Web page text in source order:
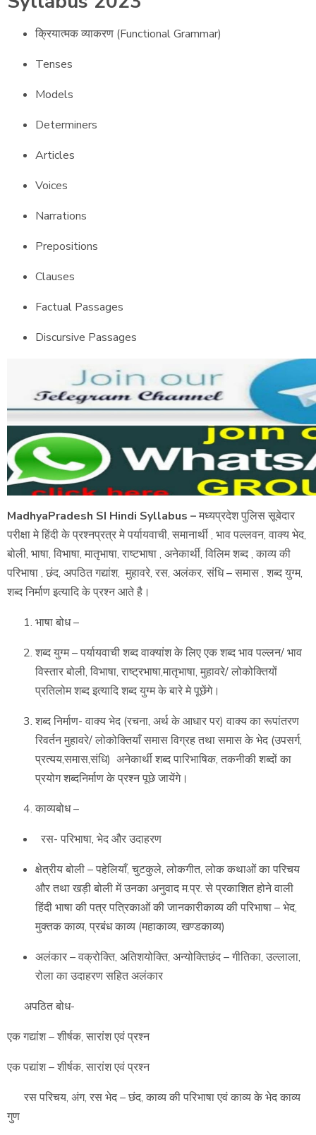
क्रियात्मक व्याकरण (Functional Grammar)
Tenses
Models
Determiners
Articles
Voices
Narrations
Prepositions
Clauses
Factual Passages
Discursive Passages
MadhyaPradesh SI Hindi Syllabus –मध्यप्रदेश पुलिस सूबेदार
परीक्षा मे हिंदी के प्रश्नप्रत्र मे पर्यायवाची, समानार्थी , भाव पल्लवन, वाक्य भेद,
बोली, भाषा, विभाषा, मातृभाषा, राष्टभाषा , अनेकार्थी, विलिम शब्द , काव्य की
परिभाषा , छंद, अपठित गद्यांश, मुहावरे, रस, अलंकर, संधि – समास , शब्द युग्म,
शब्द निर्माण इत्यादि के प्रश्न आते है।
भाषा बोध –
शब्द युग्म – पर्यायवाची शब्द वाक्यांश के लिए एक शब्द भाव पल्लन/ भाव
विस्तार बोली, विभाषा, राष्ट्रभाषा,मातृभाषा, मुहावरे/ लोकोक्तियों
प्रतिलोम शब्द इत्यादि शब्द युग्म के बारे मे पूछेंगे।
शब्द निर्माण- वाक्य भेद (रचना, अर्थ के आधार पर) वाक्य का रूपांतरण
रिवर्तन मुहावरे/ लोकोक्तियाँ समास विग्रह तथा समास के भेद (उपसर्ग,
प्रत्यय,समास,संधि) अनेकार्थी शब्द पारिभाषिक, तकनीकी शब्दों का
प्रयोग शब्दनिर्माण के प्रश्न पूछे जायेंगे।
काव्यबोध –
रस- परिभाषा, भेद और उदाहरण
क्षेत्रीय बोली – पहेलियाँ, चुटकुले, लोकगीत, लोक कथाओं का परिचय
और तथा खड़ी बोली में उनका अनुवाद म.प्र. से प्रकाशित होने वाली
हिंदी भाषा की पत्र पत्रिकाओं की जानकारीकाव्य की परिभाषा – भेद,
मुक्तक काव्य, प्रबंध काव्य (महाकाव्य, खण्डकाव्य)
अलंकार – वक्रोक्ति, अतिशयोक्ति, अन्योक्तिछंद – गीतिका, उल्लाला,
रोला का उदाहरण सहित अलंकार
अपठित बोध-
एक गद्यांश – शीर्षक, सारांश एवं प्रश्न
एक पद्यांश – शीर्षक, सारांश एवं प्रश्न
रस परिचय, अंग, रस भेद – छंद, काव्य की परिभाषा एवं काव्य के भेद काव्य
गुण